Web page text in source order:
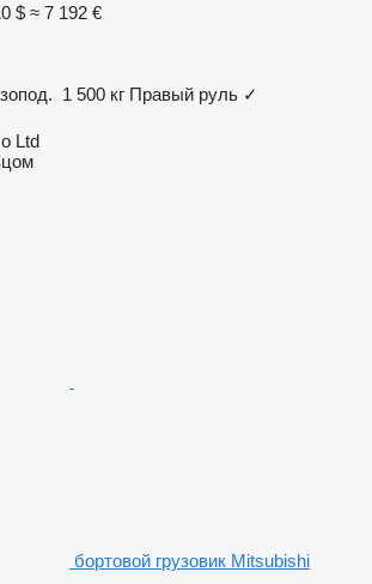
$ ≈ 7 192 €
1 500 кг Правый руль ✓
Ltd
бортовой грузовик Mitsubishi